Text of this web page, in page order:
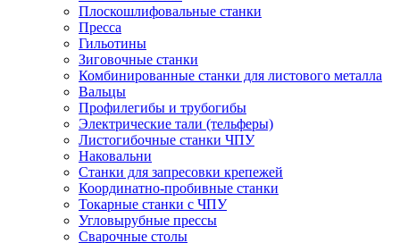
Плоскошлифовальные станки
Пресса
Гильотины
Зиговочные станки
Комбинированные станки для листового металла
Вальцы
Профилегибы и трубогибы
Электрические тали (тельферы)
Листогибочные станки ЧПУ
Наковальни
Станки для запресовки крепежей
Координатно-пробивные станки
Токарные станки с ЧПУ
Угловырубные прессы
Сварочные столы